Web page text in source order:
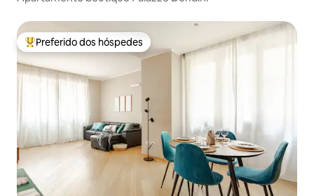
Entre os melhores preferidos dos hóspedes
Preferido dos hóspedes